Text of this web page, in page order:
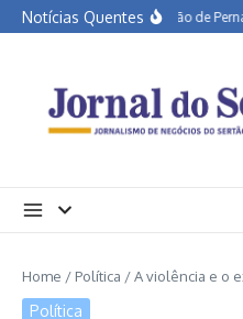
Ir para o conteúdo
Notícias QuentesEducação de
Home / Política /A violência e o
Política